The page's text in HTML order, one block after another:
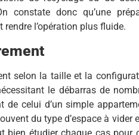
constate donc qu’une
l’opération plus fluide.
selon la taille et la
le débarras de
celui d’un simple
du type d’espace à vider